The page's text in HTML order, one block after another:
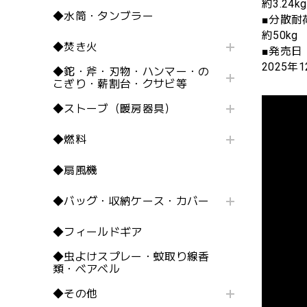
◆水筒・タンブラー
◆焚き火
◆鉈・斧・刃物・ハンマー・の
こぎり・薪割台・クサビ等
◆ストーブ（暖房器具）
◆燃料
◆扇風機
◆バッグ・収納ケース・カバー
◆フィールドギア
◆虫よけスプレー・蚊取り線香
類・ベアベル
◆その他
約3.24kg
■分散耐
約50kg
■発売日
2025年